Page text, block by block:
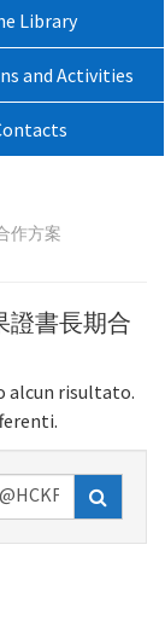
Library
and Activities
作方案
證書長期合
alcun risultato.